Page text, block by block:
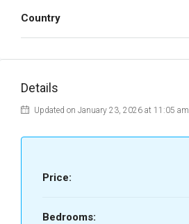
Country
Details
Updated on January 23, 2026 at 11:05 am
Price:
Bedrooms: